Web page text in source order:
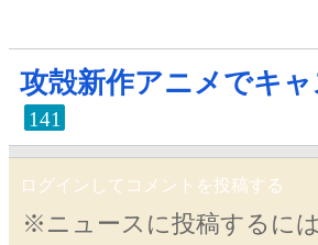
攻殻新作アニメでキ
141
ログインしてコメントを投稿する
※ニュースに投稿するに